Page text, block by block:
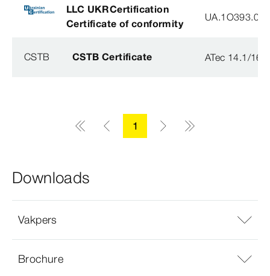
LLC UKRCertification
Certificate of conformity
CSTB CSTB Certificate ATec 14.1/16-
1
Downloads
Vakpers
Brochure